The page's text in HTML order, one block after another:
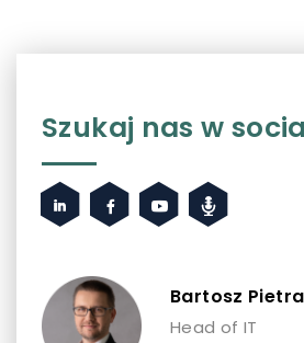
Szukaj nas w
Bartosz
Head of IT